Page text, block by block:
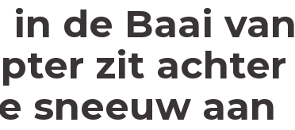
de Baai van
zit achter
sneeuw aan